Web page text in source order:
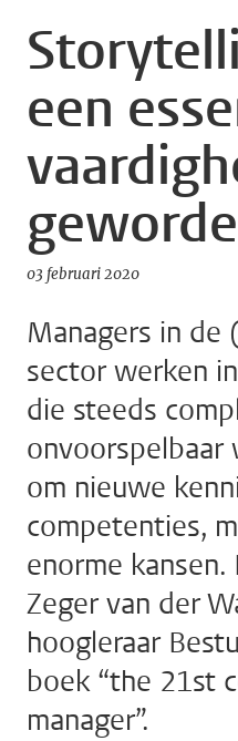
een
03 februari 2020
Managers in de
sector werken
die steeds
om nieuwe
competenties,
enorme
Zeger van der
hoogleraar
boek “the 21st
manager”.